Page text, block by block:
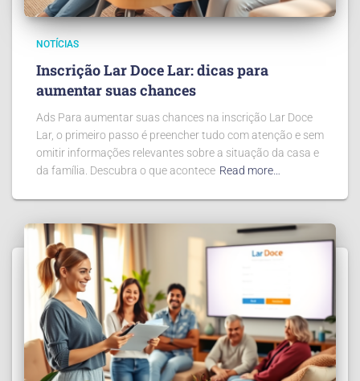
NOTÍCIAS
Inscrição Lar Doce Lar: dicas para
aumentar suas chances
Ads Para aumentar suas chances na inscrição Lar Doce
Lar, o primeiro passo é preencher tudo com atenção e sem
omitir informações relevantes sobre a situação da casa e
da família. Descubra o que acontece Read more…